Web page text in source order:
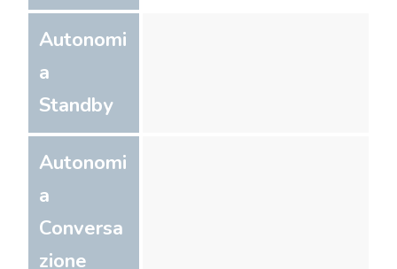
Autonomi
a
Standby
Autonomi
a
Conversa
zione